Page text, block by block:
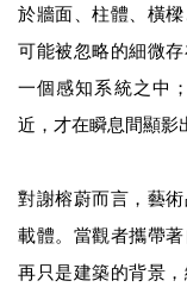
於牆面、柱體、橫
可能被忽略的細微
一個感知系統之中
近，才在瞬息間顯影
對謝榕蔚而言，藝
載體。當觀者攜帶
再只是建築的背景